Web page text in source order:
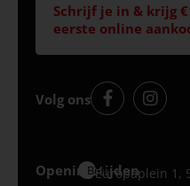
Schrijf je in & krijg
eerste online
Volg ons
Openingstijden
Best
Europaplein 1,